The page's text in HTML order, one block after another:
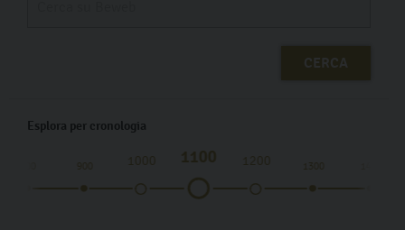
Esplora per cronologia
900 1000 1100 1200 1300